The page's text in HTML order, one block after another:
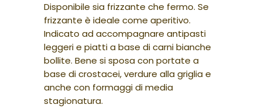
Disponibile sia frizzante che fermo. Se
frizzante è ideale come aperitivo.
Indicato ad accompagnare antipasti
leggeri e piatti a base di carni bianche
bollite. Bene si sposa con portate a
base di crostacei, verdure alla griglia e
anche con formaggi di media
stagionatura.